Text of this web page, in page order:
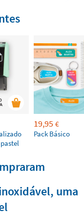
19,95 €
Pack Básico
uma